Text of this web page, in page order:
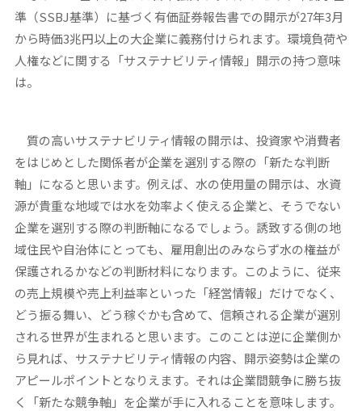
準（SSBJ基準）に基づく有価証券報告書での開示が27年3月
から時価3兆円以上の大企業に義務付けられます。環境負荷や
人権などに関する「サステナビリティ情報」開示の持つ意味
は。
質の高いサステナビリティ情報の開示は、投資家や消費者
をはじめとした関係者が企業を選別する際の「新たな判断
軸」になると思います。例えば、水の使用量の開示は、水資
源が貴重な地域では水を効率よく使える企業と、そうでない
企業を選別する際の判断軸になるでしょう。誘致する側の地
域住民や自治体にとっても、雇用創出のみならず水の権益が
保護されるかなどの判断材料になります。このように、従来
の売上規模や売上利益率といった「経営情報」だけでなく、
どう振る舞い、どう稼ぐかも含めて、信頼される企業が選別
される世界が生まれると思います。このことは逆に企業側か
ら見れば、サステナビリティ情報の内容、開示姿勢は企業の
アピールポイントとなりえます。それは企業間競争に勝ち抜
く「新たな競争軸」を企業が手に入れることを意味します。